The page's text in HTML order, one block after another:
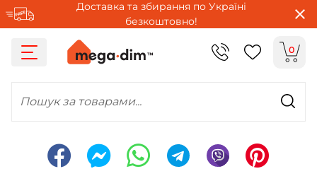
Доставка та збирання по Україні
безкоштовно!
0
Пошук за товарами...